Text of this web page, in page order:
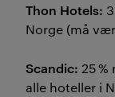
Thon Hotels:
Norge (må
Scandic: 25
alle hoteller i